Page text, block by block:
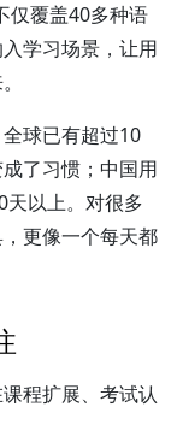
仅覆盖40多种语
学习场景，让用
球已有超过10
了习惯；中国用
天以上。对很多
更像一个每天都
程扩展、考试认